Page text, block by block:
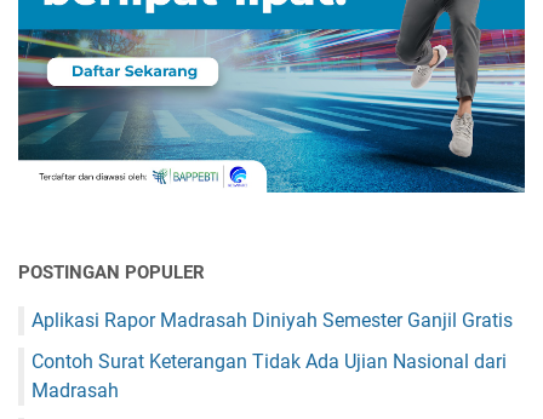
POSTINGAN POPULER
Aplikasi Rapor Madrasah Diniyah Semester Ganjil Gratis
Contoh Surat Keterangan Tidak Ada Ujian Nasional dari
Madrasah